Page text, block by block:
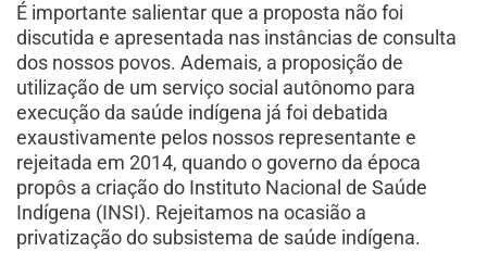
É importante salientar que a proposta não foi
discutida e apresentada nas instâncias de consulta
dos nossos povos. Ademais, a proposição de
utilização de um serviço social autônomo para
execução da saúde indígena já foi debatida
exaustivamente pelos nossos representante e
rejeitada em 2014, quando o governo da época
propôs a criação do Instituto Nacional de Saúde
Indígena (INSI). Rejeitamos na ocasião a
privatização do subsistema de saúde indígena.